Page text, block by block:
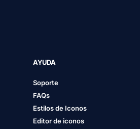
AYUDA
Soporte
FAQs
Estilos de Iconos
Editor de iconos